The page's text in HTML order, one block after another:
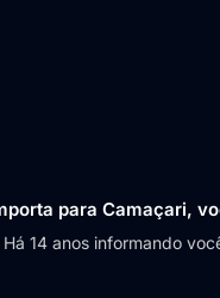
para Camaçari,
Há 14 anos informando